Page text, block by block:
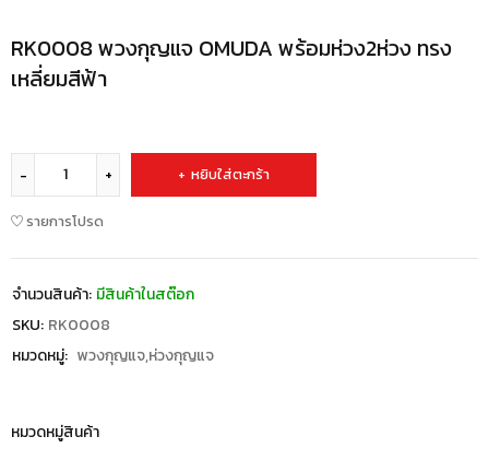
หมวดหมู่สินค้า
RK0008 พวงกุญแจ OMUDA พร้อมห่วง2ห่วง ทรง
เหลี่ยมสีฟ้า
หยิบใส่ตะกร้า
รายการโปรด
จำนวนสินค้า: มีสินค้าในสต๊อก
SKU: RK0008
หมวดหมู่: พวงกุญแจ,ห่วงกุญแจ